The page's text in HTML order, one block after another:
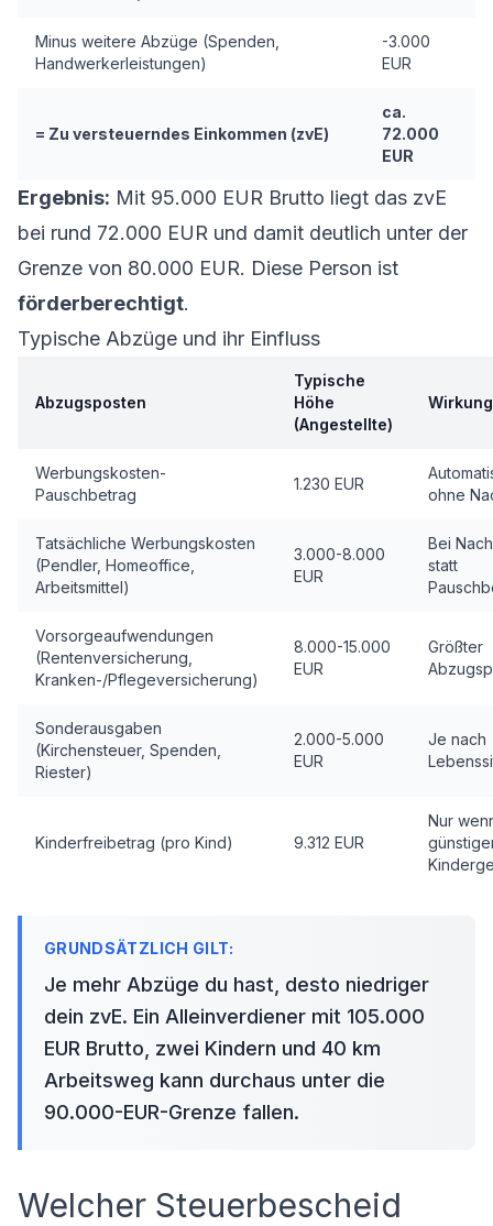
Minus weitere Abzüge (Spenden,
Handwerkerleistungen)
-3.000
EUR
= Zu versteuerndes Einkommen (zvE)
ca.
72.000
EUR
Ergebnis: Mit 95.000 EUR Brutto liegt das zvE
bei rund 72.000 EUR und damit deutlich unter der
Grenze von 80.000 EUR. Diese Person ist
förderberechtigt.
Typische Abzüge und ihr Einfluss
Abzugsposten
Typische
Höhe
(Angestellte)
Wirkung
Werbungskosten-
Pauschbetrag
1.230 EUR
ohne
Tatsächliche Werbungskosten
(Pendler, Homeoffice,
Arbeitsmittel)
3.000-8.000
EUR
Bei
statt
Vorsorgeaufwendungen
(Rentenversicherung,
Kranken-/Pflegeversicherung)
8.000-15.000
EUR
Größter
Sonderausgaben
(Kirchensteuer, Spenden,
Riester)
2.000-5.000
EUR
Je nach
Kinderfreibetrag (pro Kind) 9.312 EUR
Nur
Je mehr Abzüge du hast, desto niedriger
dein zvE. Ein Alleinverdiener mit 105.000
EUR Brutto, zwei Kindern und 40 km
Arbeitsweg kann durchaus unter die
90.000-EUR-Grenze fallen.
Welcher Steuerbescheid